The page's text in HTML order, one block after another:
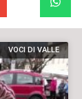
VOCI DI VALLE